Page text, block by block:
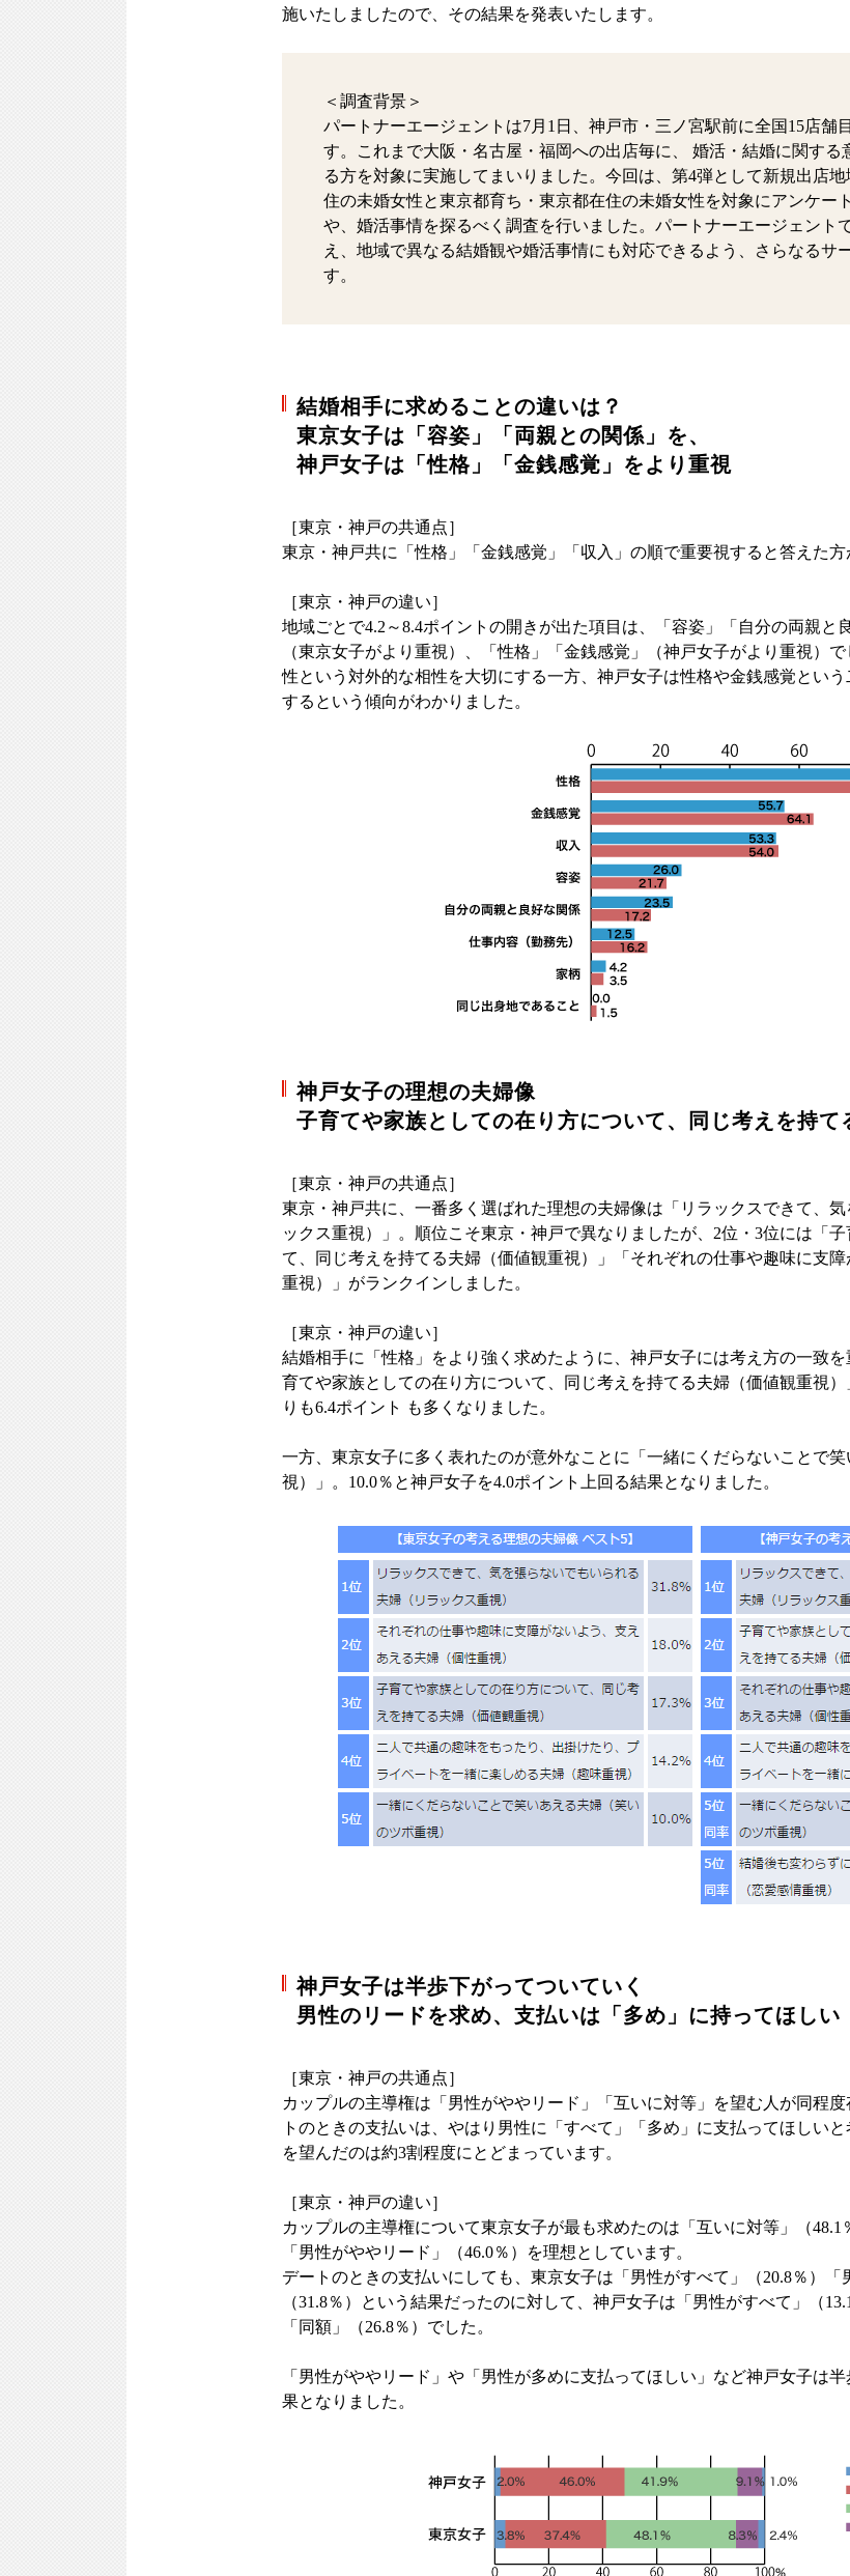
施いたしましたので、その結果を発表いたします。
＜調査背景＞
パートナーエージェントは7月1日、神戸市・三ノ宮駅前に全国15店舗
す。これまで大阪・名古屋・福岡への出店毎に、 婚活・結婚に関する
る方を対象に実施してまいりました。今回は、第4弾として新規出店
住の未婚女性と東京都育ち・東京都在住の未婚女性を対象にアンケー
や、婚活事情を探るべく調査を行いました。パートナーエージェント
え、地域で異なる結婚観や婚活事情にも対応できるよう、さらなるサ
す。
結婚相手に求めることの違いは？
東京女子は「容姿」「両親との関係」を、
神戸女子は「性格」「金銭感覚」をより重視
［東京・神戸の共通点］
東京・神戸共に「性格」「金銭感覚」「収入」の順で重要視すると答えた方
［東京・神戸の違い］
地域ごとで4.2～8.4ポイントの開きが出た項目は、「容姿」「自分の両親と
（東京女子がより重視）、「性格」「金銭感覚」（神戸女子がより重視）
性という対外的な相性を大切にする一方、神戸女子は性格や金銭感覚とい
するという傾向がわかりました。
神戸女子の理想の夫婦像
子育てや家族としての在り方について、同じ考えを持て
［東京・神戸の共通点］
東京・神戸共に、一番多く選ばれた理想の夫婦像は「リラックスできて、
ックス重視）」。順位こそ東京・神戸で異なりましたが、2位・3位には「
て、同じ考えを持てる夫婦（価値観重視）」「それぞれの仕事や趣味に支
重視）」がランクインしました。
［東京・神戸の違い］
結婚相手に「性格」をより強く求めたように、神戸女子には考え方の一致
育てや家族としての在り方について、同じ考えを持てる夫婦（価値観重視
りも6.4ポイント も多くなりました。
一方、東京女子に多く表れたのが意外なことに「一緒にくだらないことで
視）」。10.0％と神戸女子を4.0ポイント上回る結果となりました。
神戸女子は半歩下がってついていく
男性のリードを求め、支払いは「多め」に持ってほしい
［東京・神戸の共通点］
カップルの主導権は「男性がややリード」「互いに対等」を望む人が同程
トのときの支払いは、やはり男性に「すべて」「多め」に支払ってほしい
を望んだのは約3割程度にとどまっています。
［東京・神戸の違い］
カップルの主導権について東京女子が最も求めたのは「互いに対等」（
「男性がややリード」（46.0％）を理想としています。
デートのときの支払いにしても、東京女子は「男性がすべて」（20.8％）「
（31.8％）という結果だったのに対して、神戸女子は「男性がすべて」（
「同額」（26.8％）でした。
「男性がややリード」や「男性が多めに支払ってほしい」など神戸女子は
果となりました。